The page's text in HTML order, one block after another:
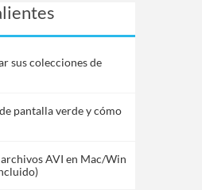
sus colecciones de
pantalla verde y cómo
AVI en Mac/Win